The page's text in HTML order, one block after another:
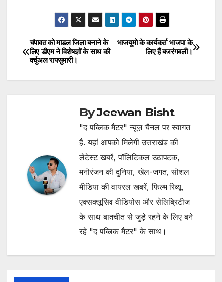
Post
navigation
भाजयुमो के कार्यकर्ता भाजपा के
लिए हैं बजरंगबली।
चंपावत को माडल जिला बनाने के
लिए डीएम ने विशेषज्ञों के साथ की
वर्चुअल रायसुमारी।
ByJeewan Bisht
"द पब्लिक मैटर" न्यूज़ चैनल पर स्वागत
है. यहां आपको मिलेगी उत्तराखंड की
लेटेस्ट खबरें, पॉलिटिकल उठापटक,
मनोरंजन की दुनिया, खेल-जगत, सोशल
मीडिया की वायरल खबरें, फिल्म रिव्यू,
एक्सक्लूसिव वीडियोस और सेलिब्रिटीज
के साथ बातचीत से जुड़े रहने के लिए बने
रहे "द पब्लिक मैटर" के साथ।